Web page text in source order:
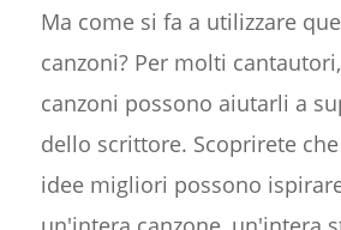
Ma come si fa a utilizzare
canzoni? Per molti
canzoni possono aiutarli a
dello scrittore. Scoprirete
idee migliori possono